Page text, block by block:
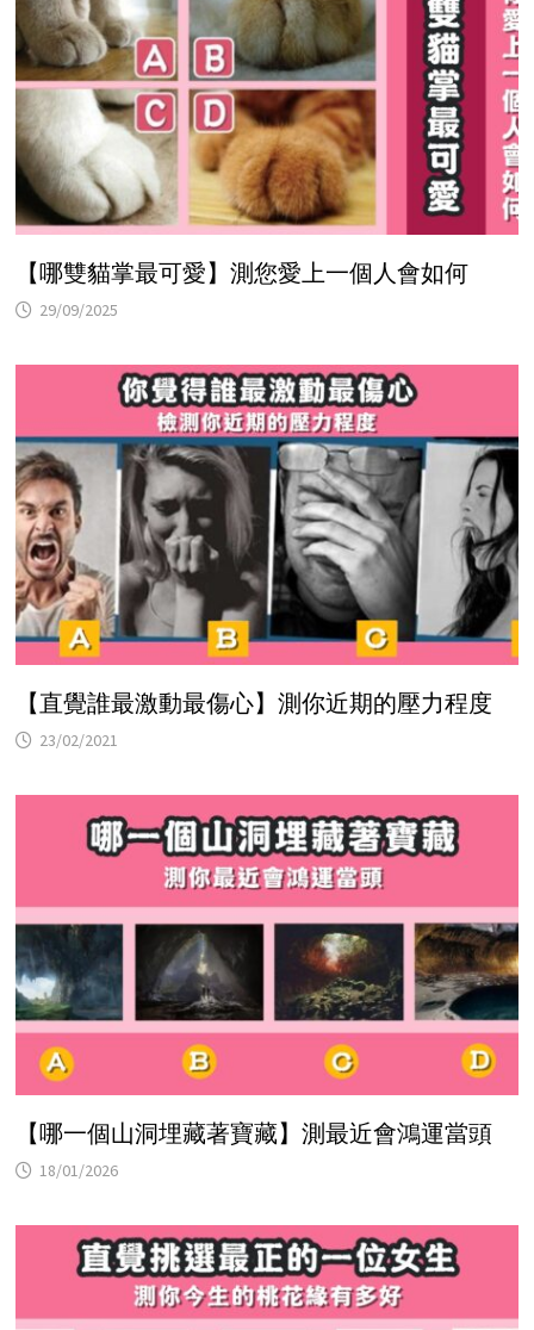
【哪雙貓掌最可愛】測您愛上一個人會如何
29/09/2025
【直覺誰最激動最傷心】測你近期的壓力程度
23/02/2021
【哪一個山洞埋藏著寶藏】測最近會鴻運當頭
18/01/2026